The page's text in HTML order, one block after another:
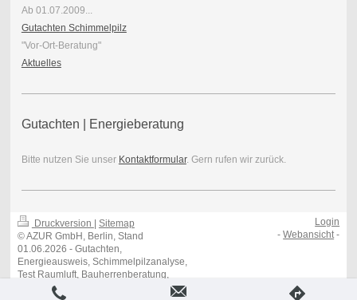
Ab 01.07.2009...
Gutachten Schimmelpilz
"Vor-Ort-Beratung"
Aktuelles
Gutachten | Energieberatung
Bitte nutzen Sie unser Kontaktformular. Gern rufen wir zurück.
Druckversion | Sitemap
© AZUR GmbH, Berlin, Stand
01.06.2026 - Gutachten,
Energieausweis, Schimmelpilzanalyse,
Test Raumluft, Bauherrenberatung,
Verkehrswertberechnung
Login
-Webansicht-